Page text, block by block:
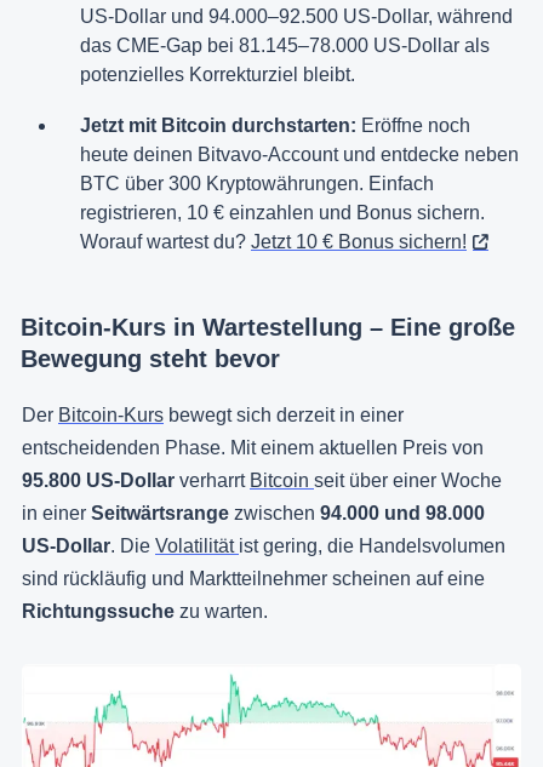
US-Dollar und 94.000–92.500 US-Dollar, während
das CME-Gap bei 81.145–78.000 US-Dollar als
potenzielles Korrekturziel bleibt.
Jetzt mit Bitcoin durchstarten: Eröffne noch
heute deinen Bitvavo-Account und entdecke neben
BTC über 300 Kryptowährungen. Einfach
registrieren, 10 € einzahlen und Bonus sichern.
Worauf wartest du? Jetzt 10 € Bonus sichern!
Bitcoin-Kurs in Wartestellung – Eine große
Bewegung steht bevor
Der Bitcoin-Kurs bewegt sich derzeit in einer
entscheidenden Phase. Mit einem aktuellen Preis von
95.800 US-Dollar verharrt Bitcoin seit über einer Woche
in einer Seitwärtsrange zwischen 94.000 und 98.000
US-Dollar. Die Volatilität ist gering, die Handelsvolumen
sind rückläufig und Marktteilnehmer scheinen auf eine
Richtungssuche zu warten.